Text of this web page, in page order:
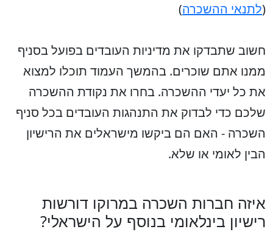
(לתנאי ההשכרה)
חשוב שתבדקו את מדיניות העובדים בפועל בסניף
ממנו אתם שוכרים. בהמשך העמוד תוכלו למצוא
את כל יעדי ההשכרה. בחרו את נקודת ההשכרה
שלכם כדי לבדוק את התנהגות העובדים בכל סניף
השכרה - האם הם ביקשו מישראלים את הרישיון
הבין לאומי או שלא.
איזה חברות השכרה במרוקו דורשות
רישיון בינלאומי בנוסף על הישראלי?